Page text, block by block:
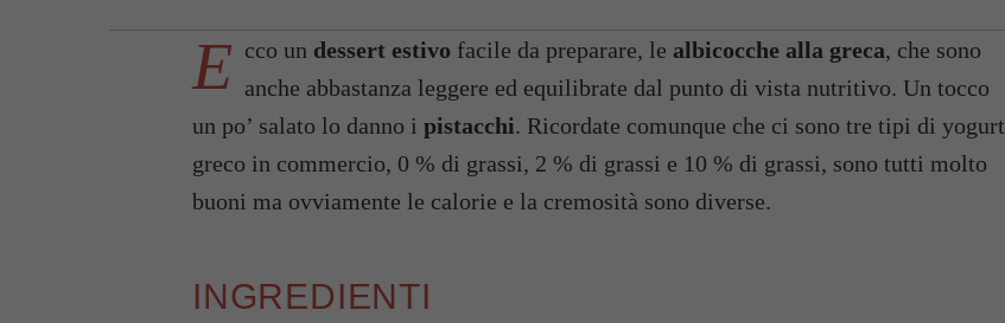
E cco un dessert estivo facile da preparare, le albicocche alla greca, che sono
anche abbastanza leggere ed equilibrate dal punto di vista nutritivo. Un tocco
un po’ salato lo danno i pistacchi. Ricordate comunque che ci sono tre tipi di yogurt
greco in commercio, 0 % di grassi, 2 % di grassi e 10 % di grassi, sono tutti molto
buoni ma ovviamente le calorie e la cremosità sono diverse.
INGREDIENTI